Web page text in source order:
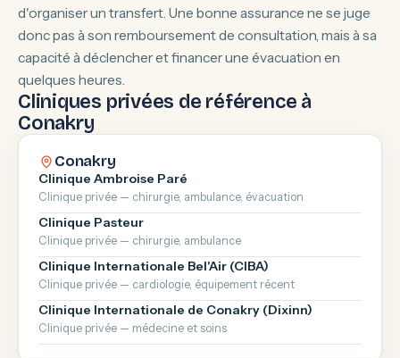
d'organiser un transfert. Une bonne assurance ne se juge
donc pas à son remboursement de consultation, mais à sa
capacité à déclencher et financer une évacuation en
quelques heures.
Cliniques privées de référence à
Conakry
Conakry
Clinique Ambroise Paré
Clinique privée — chirurgie, ambulance, évacuation
Clinique Pasteur
Clinique privée — chirurgie, ambulance
Clinique Internationale Bel'Air (CIBA)
Clinique privée — cardiologie, équipement récent
Clinique Internationale de Conakry (Dixinn)
Clinique privée — médecine et soins